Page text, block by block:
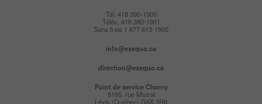
Tél. 418 390-1900
Téléc. 418 390-1901
Sans frais 1 877 613-1900
info@exequo.ca
direction@exequo.ca
Point de service Charny
8165, rue Mistral
Lévis (Québec) G6X 3R8